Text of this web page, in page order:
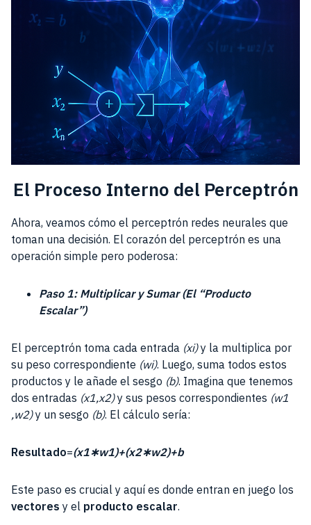
El Proceso Interno del Perceptrón
Ahora, veamos cómo el perceptrón redes neurales que
toman una decisión. El corazón del perceptrón es una
operación simple pero poderosa:
Paso 1: Multiplicar y Sumar (El “Producto
Escalar”)
El perceptrón toma cada entrada (xi​)y la multiplica por
su peso correspondiente (wi​). Luego, suma todos estos
productos y le añade el sesgo (b). Imagina que tenemos
dos entradas (x1​,x2​)y sus pesos correspondientes (w1​
,w2​)y un sesgo (b). El cálculo sería:
Resultado=(x1​∗w1​)+(x2​∗w2​)+b
Este paso es crucial y aquí es donde entran en juego los
vectores y el producto escalar.